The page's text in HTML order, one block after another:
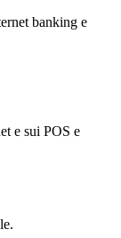
banking e
e sui POS e